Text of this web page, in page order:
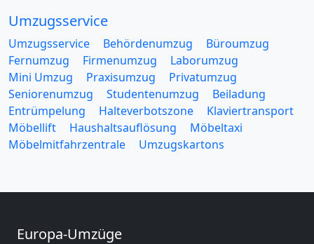
Umzugsservice
Umzugsservice Behördenumzug
Büroumzug
Fernumzug
Firmenumzug
Laborumzug
Mini Umzug
Praxisumzug
Privatumzug
Seniorenumzug
Studentenumzug
Beiladung
Entrümpelung
Halteverbotszone
Klaviertransport
Möbellift
Haushaltsauflösung
Möbeltaxi
Möbelmitfahrzentrale
Umzugskartons
Europa-Umzüge